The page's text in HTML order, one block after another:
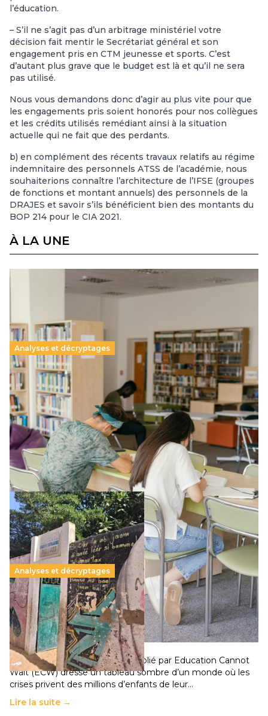
l’éducation.
– S’il ne s’agit pas d’un arbitrage ministériel votre
décision fait mentir le Secrétariat général et son
engagement pris en CTM jeunesse et sports. C’est
d’autant plus grave que le budget est là et qu’il ne sera
pas utilisé.
Nous vous demandons donc d’agir au plus vite pour que
les engagements pris soient honorés pour nos collègues
et les crédits utilisés remédiant ainsi à la situation
actuelle qui ne fait que des perdants.
b) en complément des récents travaux relatifs au régime
indemnitaire des personnels ATSS de l’académie, nous
souhaiterions connaître l’architecture de l’IFSE (groupes
de fonctions et montant annuels) des personnels de la
DRAJES et savoir s’ils bénéficient bien des montants du
BOP 214 pour le CIA 2021.
À LA UNE
Analyses et décryptages
Supérieur privé : une dérive qui met à mal la
promesse républicaine
11 juillet 2026-
Le projet de loi sur la régulation de l’enseignement
supérieur privé met en lumière l’amplification d’un système
qui relègue l’acte pédagogique au superfétatoire, voire à…
Lire la suite →
Analyses et décryptages
258 millions d’enfants victimes de la guerre, des
chocs climatiques et des déplacements de
population
11 juillet 2026- National
Un nouveau rapport mondial publié par Education Cannot
Wait (ECW) dresse un tableau sombre d’un monde où les
crises privent des millions d’enfants de leur…
Lire la suite →